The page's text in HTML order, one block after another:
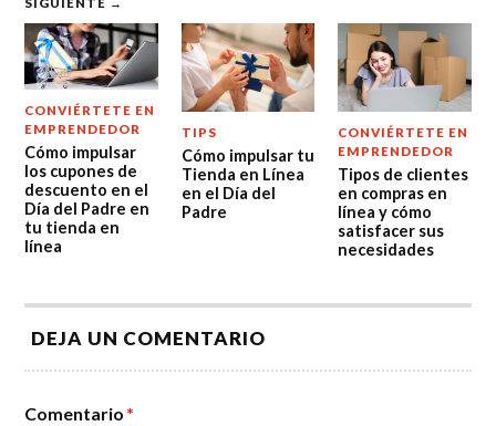
CONVIÉRTETE EN
EMPRENDEDOR
Cómo impulsar
los cupones de
descuento en el
Día del Padre en
tu tienda en
línea
TIPS
Cómo impulsar tu
Tienda en Línea
en el Día del
Padre
CONVIÉRTETE EN
EMPRENDEDOR
Tipos de clientes
en compras en
línea y cómo
satisfacer sus
necesidades
DEJA UN COMENTARIO
Comentario *